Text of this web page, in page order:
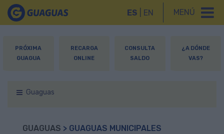
MENÚ
ES EN
PRÓXIMA
GUAGUA
RECARGA
ONLINE
CONSULTA
SALDO
¿A DÓNDE
VAS?
Guaguas
GUAGUAS > GUAGUAS MUNICIPALES